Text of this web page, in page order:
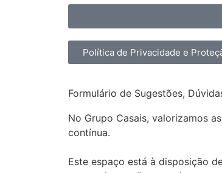
Política de Privacidade e
Formulário de Sugestões,
No Grupo Casais, valorizamos
contínua.
Este espaço está à disposição